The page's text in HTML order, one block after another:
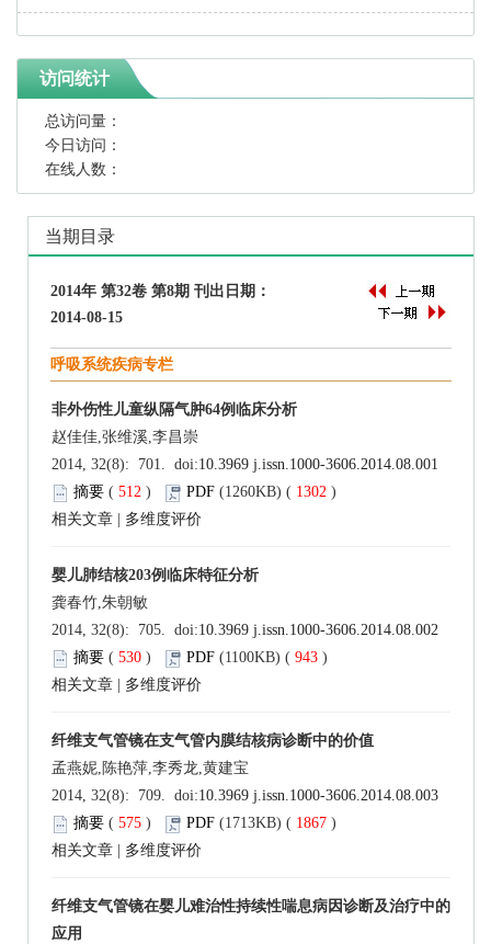
访问统计
总访问量：
今日访问：
在线人数：
当期目录
2014年 第32卷 第8期 刊出日期：
2014-08-15
呼吸系统疾病专栏
非外伤性儿童纵隔气肿64例临床分析
赵佳佳,张维溪,李昌崇
2014, 32(8): 701. doi:10.3969 j.issn.1000-3606.2014.08.001
摘要 ( 512 ) PDF (1260KB) ( 1302 )
相关文章
多维度评价
婴儿肺结核203例临床特征分析
龚春竹,朱朝敏
2014, 32(8): 705. doi:10.3969 j.issn.1000-3606.2014.08.002
摘要 ( 530 ) PDF (1100KB) ( 943 )
相关文章
多维度评价
纤维支气管镜在支气管内膜结核病诊断中的价值
孟燕妮,陈艳萍,李秀龙,黄建宝
2014, 32(8): 709. doi:10.3969 j.issn.1000-3606.2014.08.003
摘要 ( 575 ) PDF (1713KB) ( 1867 )
相关文章
多维度评价
纤维支气管镜在婴儿难治性持续性喘息病因诊断及治疗中的
应用